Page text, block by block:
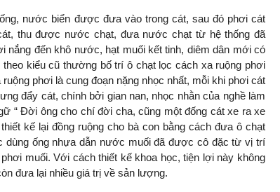
nước biển được đưa vào trong cát, sau đó phơi cát
thu được nước chạt, đưa nước chạt từ hệ thống đã
nắng đến khô nước, hạt muối kết tinh, diêm dân mới có
kiểu cũ thường bố trí ô chạt lọc cách xa ruộng phơi
phơi là cung đoạn nặng nhọc nhất, mỗi khi phơi cát
đẩy cát, chính bởi gian nan, nhọc nhằn của nghề làm
“ Đời ông cho chí đời cha, cũng một đống cát xe ra xe
kế lại đồng ruộng cho bà con bằng cách đưa ô chạt
dùng ống nhựa dẫn nước muối đã được cô đặc từ vị trí
muối. Với cách thiết kế khoa học, tiện lợi này không
đưa lại nhiều giá trị về sản lượng.